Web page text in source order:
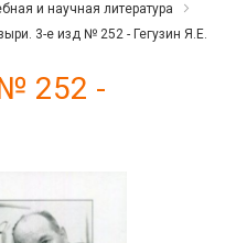
и научная литература
3-е изд № 252 - Гегузин Я.Е.
252 -